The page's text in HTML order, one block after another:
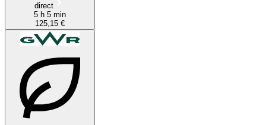
direct
5 h 5 min
125,15 €